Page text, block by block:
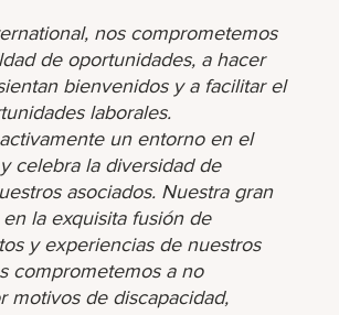
nos comprometemos
de oportunidades, a hacer
bienvenidos y a facilitar el
laborales.
un entorno en el
celebra la diversidad de
asociados. Nuestra gran
la exquisita fusión de
y experiencias de nuestros
comprometemos a no
motivos de discapacidad,